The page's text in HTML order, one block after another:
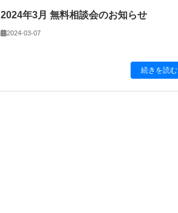
2024年3月 無料相談会のお知らせ
2024-03-07
続きを読む